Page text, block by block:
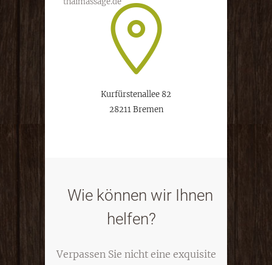
Kurfürstenallee 82
28211 Bremen
Wie können wir Ihnen
helfen?
Verpassen Sie nicht eine exquisite